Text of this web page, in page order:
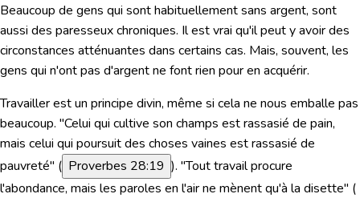
Beaucoup de gens qui sont habituellement sans argent, sont
aussi des paresseux chroniques. Il est vrai qu'il peut y avoir des
circonstances atténuantes dans certains cas. Mais, souvent, les
gens qui n'ont pas d'argent ne font rien pour en acquérir.
Travailler est un principe divin, même si cela ne nous emballe pas
beaucoup. "Celui qui cultive son champs est rassasié de pain,
mais celui qui poursuit des choses vaines est rassasié de
pauvreté" ( Proverbes 28:19 ). "Tout travail procure
l'abondance, mais les paroles en l'air ne mènent qu'à la disette" (